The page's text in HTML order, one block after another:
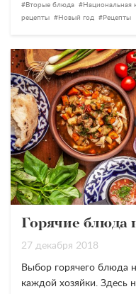
Вторые блюда
Национальная
рецепты
Новый год Рецепты
Горячие блюда
27 декабря 2018
Выбор горячего блюда
каждой хозяйки. Здесь